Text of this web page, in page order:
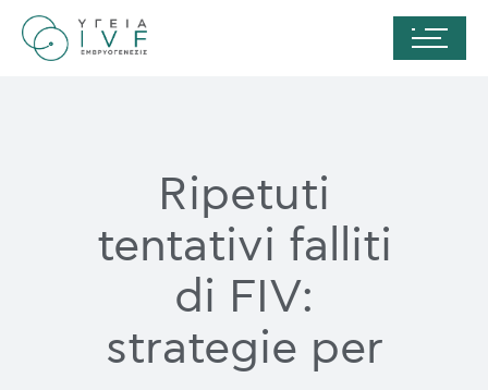
Ripetuti
tentativi falliti
di FIV:
strategie per